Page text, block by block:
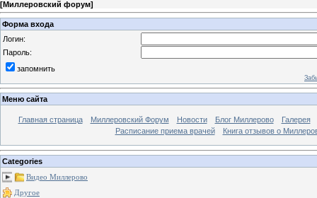
[Миллеровский форум]
Форма входа
Логин:
Пароль:
запомнить
Меню сайта
Главная страница Миллеровский Форум Новости Блог Миллерово
Галерея
Расписание приема врачей
Книга отзывов о
Categories
Видео Миллерово
Другое